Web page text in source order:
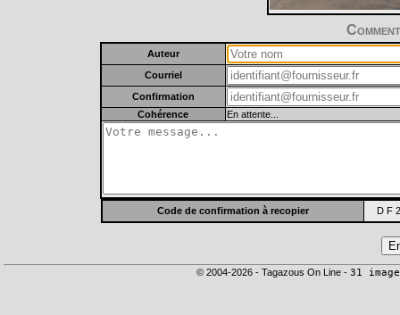
Auteur
Courriel
Confirmation
Cohérence
En attente...
Code de confirmation à recopier D F
© 2004-2026 - Tagazous On Line - 31